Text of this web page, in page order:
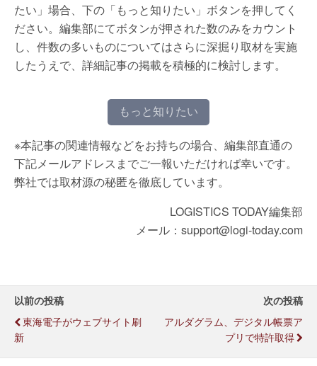
たい」場合、下の「もっと知りたい」ボタンを押してく
ださい。編集部にてボタンが押された数のみをカウント
し、件数の多いものについてはさらに深掘り取材を実施
したうえで、詳細記事の掲載を積極的に検討します。
もっと知りたい
※本記事の関連情報などをお持ちの場合、編集部直通の
下記メールアドレスまでご一報いただければ幸いです。
弊社では取材源の秘匿を徹底しています。
LOGISTICS TODAY編集部
メール：support@logi-today.com
以前の投稿
東海電子がウェブサイト刷
新
次の投稿
アルダグラム、デジタル帳票ア
プリで特許取得